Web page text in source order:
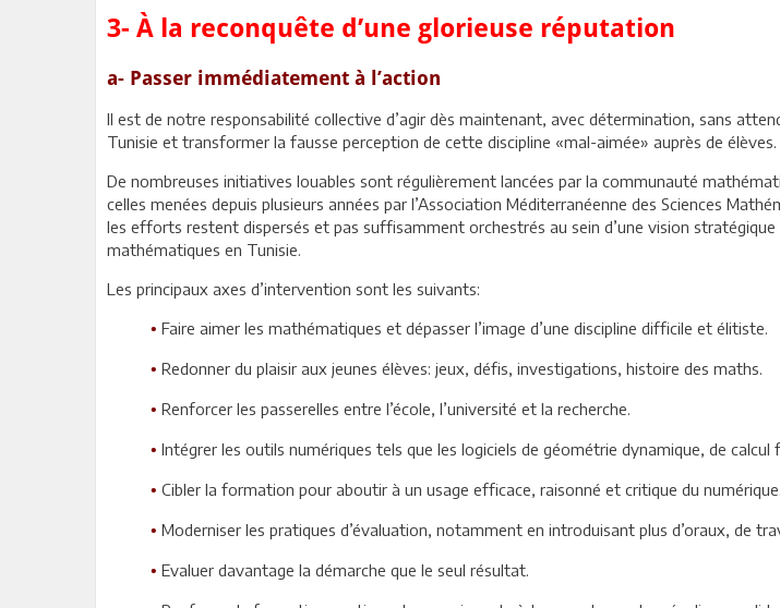
3- À la reconquête d’une glorieuse réputation
a- Passer immédiatement à l’action
Il est de notre responsabilité collective d’agir dès maintenant, avec détermination, sans
Tunisie et transformer la fausse perception de cette discipline «mal-aimée» auprès de élèves.
De nombreuses initiatives louables sont régulièrement lancées par la communauté
celles menées depuis plusieurs années par l’Association Méditerranéenne des Sciences
les efforts restent dispersés et pas suffisamment orchestrés au sein d’une vision
mathématiques en Tunisie.
Les principaux axes d’intervention sont les suivants:
• Faire aimer les mathématiques et dépasser l’image d’une discipline difficile et élitiste.
• Redonner du plaisir aux jeunes élèves: jeux, défis, investigations, histoire des maths.
• Renforcer les passerelles entre l’école, l’université et la recherche.
• Intégrer les outils numériques tels que les logiciels de géométrie dynamique, de
• Cibler la formation pour aboutir à un usage efficace, raisonné et critique du numérique.
• Moderniser les pratiques d’évaluation, notamment en introduisant plus d’oraux, de
• Evaluer davantage la démarche que le seul résultat.